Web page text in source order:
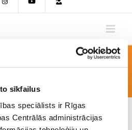
sīkfailus
speciālists ir Rīgas
Centrālās administrācijas